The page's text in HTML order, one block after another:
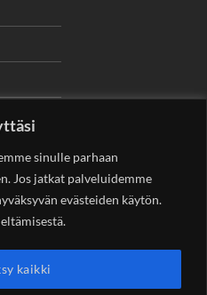
sinulle parhaan
Jos jatkat palveluidemme
evästeiden käytön.
kaikki
OySotungintie 449,